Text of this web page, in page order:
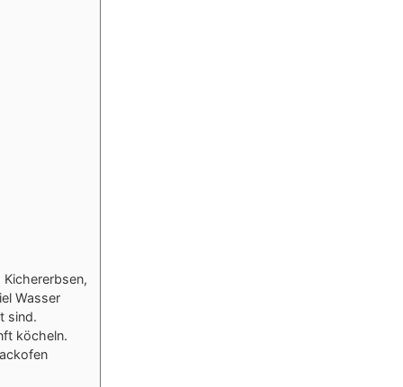
Wasser
sind.
köcheln.